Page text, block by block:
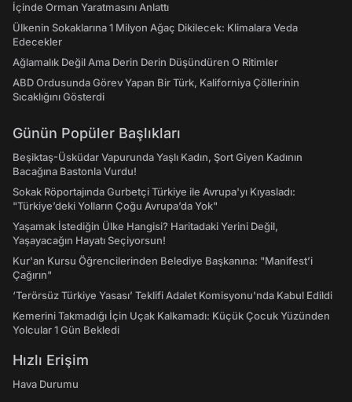
İçinde Orman Yaratmasını Anlattı
Ülkenin Sokaklarına 1 Milyon Ağaç Dikilecek: Klimalara Veda
Edecekler
Ağlamalık Değil Ama Derin Derin Düşündüren O Ritimler
ABD Ordusunda Görev Yapan Bir Türk, Kaliforniya Çöllerinin
Sıcaklığını Gösterdi
Günün Popüler Başlıkları
Beşiktaş-Üsküdar Vapurunda Yaşlı Kadın, Şort Giyen Kadının
Bacağına Bastonla Vurdu!
Sokak Röportajında Gurbetçi Türkiye ile Avrupa'yı Kıyasladı:
"Türkiye’deki Yolların Çoğu Avrupa’da Yok"
Yaşamak İstediğin Ülke Hangisi? Haritadaki Yerini Değil,
Yaşayacağın Hayatı Seçiyorsun!
Kur'an Kursu Öğrencilerinden Belediye Başkanına: "Manifest’i
Çağırın"
‘Terörsüz Türkiye Yasası’ Teklifi Adalet Komisyonu'nda Kabul Edildi
Kemerini Takmadığı İçin Uçak Kalkamadı: Küçük Çocuk Yüzünden
Yolcular 1 Gün Bekledi
Hızlı Erişim
Hava Durumu